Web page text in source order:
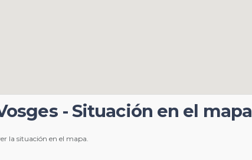
- Situación en el mapa
la situación en el mapa.